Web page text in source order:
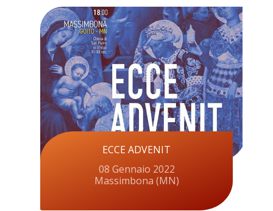
ECCE ADVENIT
08 Gennaio 2022
Massimbona (MN)